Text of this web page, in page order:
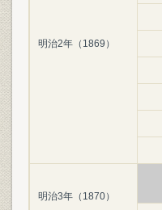
明治2年（1869）
明治3年（1870）